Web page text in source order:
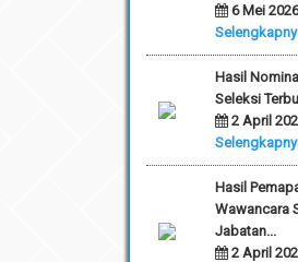
6 Mei 2026
Hasil
Seleksi
2 April
Hasil
Wawancara
Jabatan...
2 April